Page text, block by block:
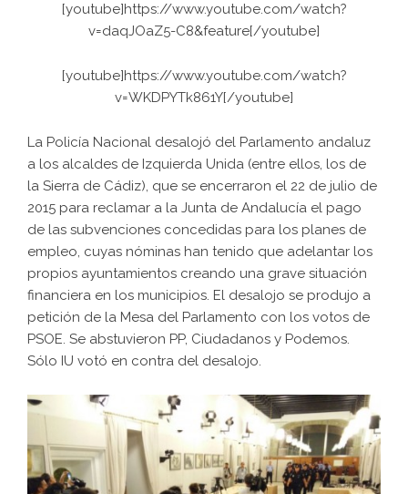
[youtube]https://www.youtube.com/watch?
v=daqJOaZ5-C8&feature[/youtube]
[youtube]https://www.youtube.com/watch?
v=WKDPYTk861Y[/youtube]
La Policía Nacional desalojó del Parlamento andaluz
a los alcaldes de Izquierda Unida (entre ellos, los de
la Sierra de Cádiz), que se encerraron el 22 de julio de
2015 para reclamar a la Junta de Andalucía el pago
de las subvenciones concedidas para los planes de
empleo, cuyas nóminas han tenido que adelantar los
propios ayuntamientos creando una grave situación
financiera en los municipios. El desalojo se produjo a
petición de la Mesa del Parlamento con los votos de
PSOE. Se abstuvieron PP, Ciudadanos y Podemos.
Sólo IU votó en contra del desalojo.